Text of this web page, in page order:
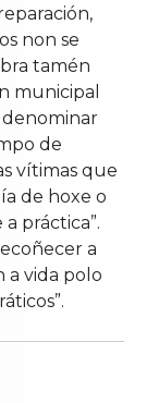
non se
tamén
municipal
de
vítimas que
de hoxe o
práctica”.
a
a vida polo